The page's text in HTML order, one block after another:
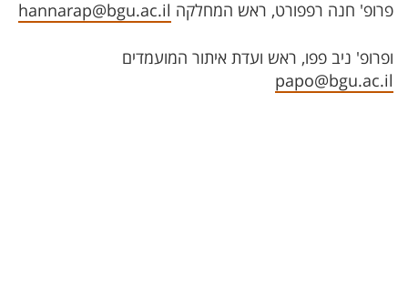
פרופ' חנה רפפורט, ראש המחלקה hannarap@bgu.ac.il
ופרופ' ניב פפו, ראש ועדת איתור המועמדים
papo@bgu.ac.il